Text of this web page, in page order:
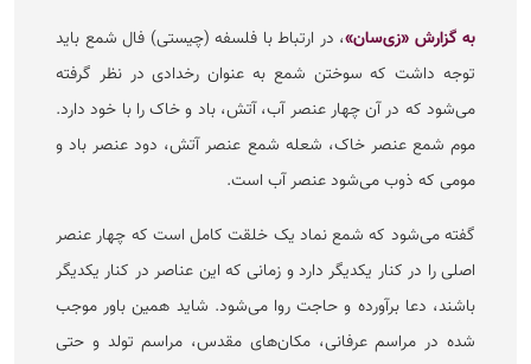
به گزارش «زی‌سان»، در ارتباط با فلسفه (چیستی) فال شمع باید
توجه داشت که سوختن شمع به عنوان رخدادی در نظر گرفته
می‌شود که در آن چهار عنصر آب، آتش، باد و خاک را با خود دارد.
موم شمع عنصر خاک، شعله شمع عنصر آتش، دود عنصر باد و
مومی که ذوب می‌شود عنصر آب است.
گفته می‌شود که شمع نماد یک خلقت کامل است که چهار عنصر
اصلی را در کنار یکدیگر دارد و زمانی که این عناصر در کنار یکدیگر
باشند، دعا برآورده و حاجت روا می‌شود. شاید همین باور موجب
شده در مراسم عرفانی، مکان‌های مقدس، مراسم تولد و حتی